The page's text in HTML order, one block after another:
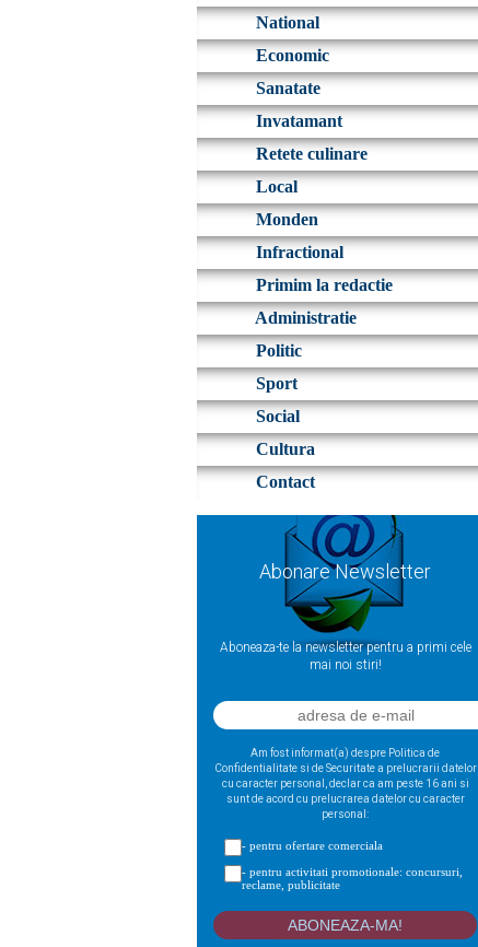
National
Economic
Sanatate
Invatamant
Retete culinare
Local
Monden
Infractional
Primim la redactie
Administratie
Politic
Sport
Social
Cultura
Contact
Abonare Newsletter
Aboneaza-te la newsletter pentru a primi cele
mai noi stiri!
Am fost informat(a) despre Politica de
Confidentialitate si de Securitate a prelucrarii datelor
cu caracter personal, declar ca am peste 16 ani si
sunt de acord cu prelucrarea datelor cu caracter
personal:
- pentru ofertare comerciala
- pentru activitati promotionale: concursuri,
reclame, publicitate